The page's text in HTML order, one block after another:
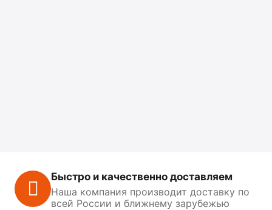
Быстро и качественно доставляем
Наша компания производит доставку по
всей России и ближнему зарубежью